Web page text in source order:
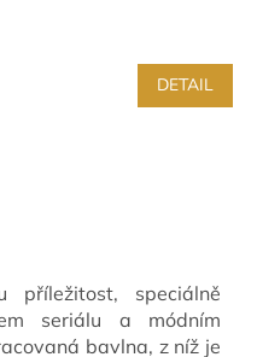
DETAIL
příležitost, speciálně
seriálu a módním
bavlna, z níž je